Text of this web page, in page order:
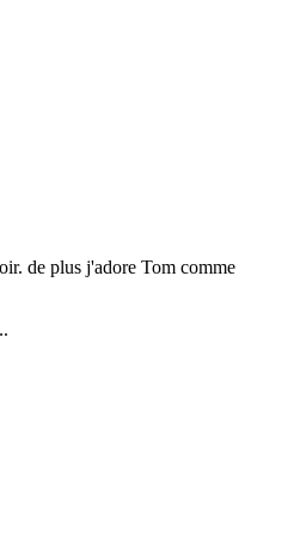
de plus j'adore Tom comme